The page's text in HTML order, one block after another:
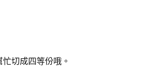
切成四等份哦。